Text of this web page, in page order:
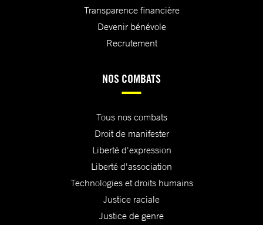
Transparence financière
Devenir bénévole
Recrutement
NOS COMBATS
Tous nos combats
Droit de manifester
Liberté d'expression
Liberté d'association
Technologies et droits humains
Justice raciale
Justice de genre